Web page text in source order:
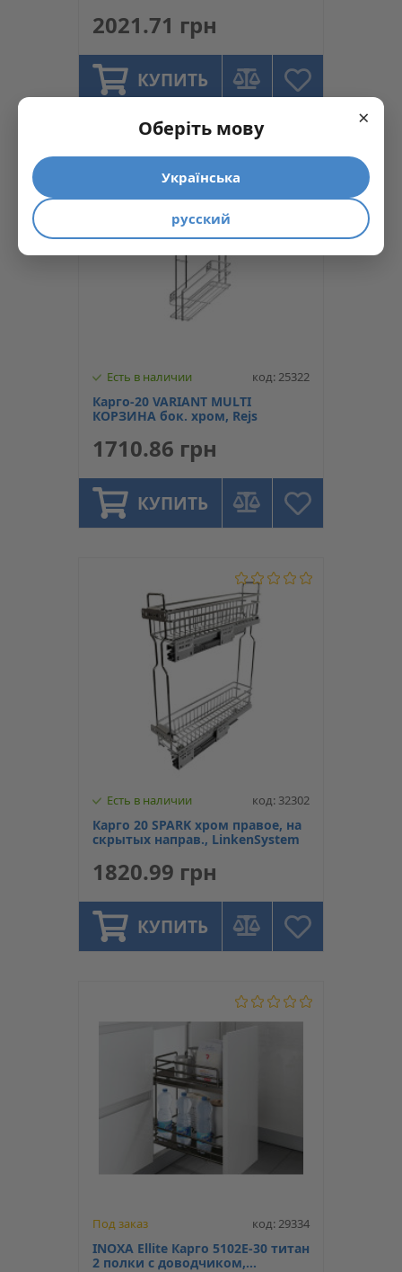
2021.71 грн
КУПИТЬ
Есть в наличии код: 25322
Карго-20 VARIANT MULTI
КОРЗИНА бок. хром, Rejs
1710.86 грн
КУПИТЬ
Есть в наличии код: 32302
Карго 20 SPARK хром правое, на
скрытых направ., LinkenSystem
1820.99 грн
КУПИТЬ
Под заказ код: 29334
INOXA Ellite Карго 5102Е-30 титан
2 полки с доводчиком,
×
Оберіть мову
Українська
русский